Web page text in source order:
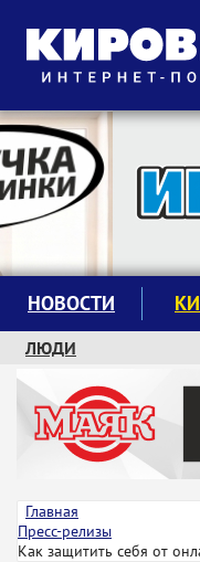
Следите за новостями:
НОВОСТИ
ЛЮДИ
КРУЖКИ И СЕКЦИИ
ЗАВОДУ "МАЯК" 85 ЛЕТ
ЭКОЛОГИЯ
Главная
Пресс-релизы
Как защитить себя от